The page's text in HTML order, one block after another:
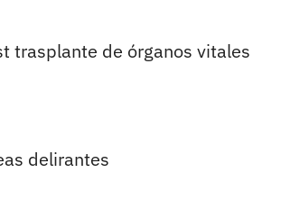
trasplante de órganos vitales
delirantes